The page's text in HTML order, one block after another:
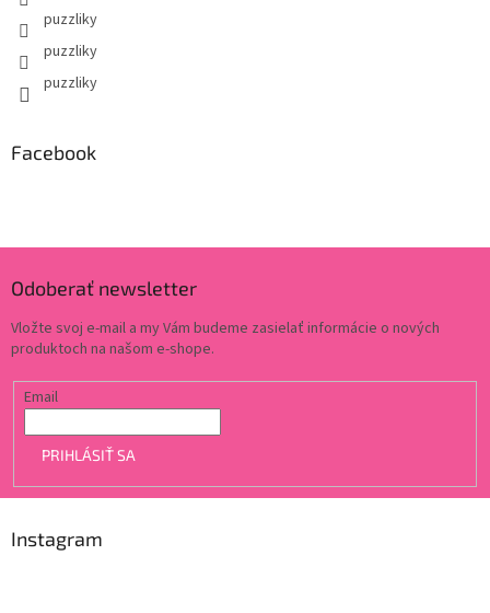
puzzliky
puzzliky
puzzliky
Facebook
Odoberať newsletter
Vložte svoj e-mail a my Vám budeme zasielať informácie o nových
produktoch na našom e-shope.
Email
PRIHLÁSIŤ SA
Instagram